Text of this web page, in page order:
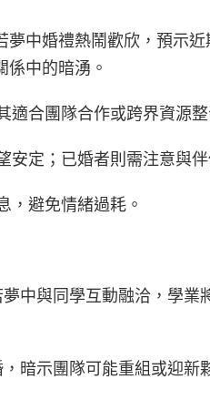
中婚禮熱鬧歡欣，預示
中的暗湧。
合團隊合作或跨界資源
定；已婚者則需注意與
，避免情緒過耗。
中與同學互動融洽，學業
暗示團隊可能重組或迎新